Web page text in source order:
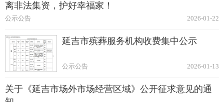
离非法集资‌，护好幸福家！
2026-01-22
公示公告
延吉市殡葬服务机构收费集中公示
2026-01-13
公示公告
关于《延吉市场外市场经营区域》公开征求意见的通